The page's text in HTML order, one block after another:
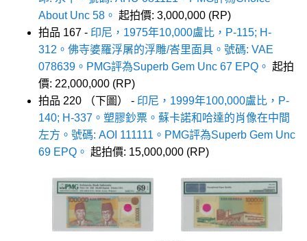
About Unc 58。 起拍價: 3,000,000 (RP)
拍品 167 - 印尼，1975年10,000盧比，P-115; H-
312。佛寺婆羅浮屠的浮雕/峇里面具。號碼: VAE
078639。PMG評為Superb Gem Unc 67 EPQ。 起拍
價: 22,000,000 (RP)
拍品 220 （下圖） - 印尼，1999年100,000盧比，P-
140; H-337。塑膠鈔票。蘇卡諾和哈達的肖像在中間
左方。號碼: AOI 111111。PMG評為Superb Gem Unc
69 EPQ。 起拍價: 15,000,000 (RP)